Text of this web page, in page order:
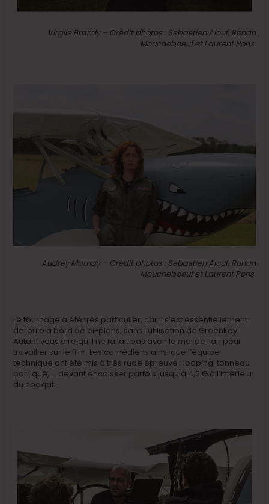
Virgile Bramly – Crédit photos : Sebastien Alouf, Ronan
Moucheboeuf et Laurent Pons.
Audrey Marnay – Crédit photos : Sebastien Alouf, Ronan
Moucheboeuf et Laurent Pons.
Le tournage a été très particulier, car il s’est essentiellement
déroulé à bord de bi-plans, sans l’utilisation de Greenkey.
Autant vous dire qu’il ne fallait pas avoir le mal de l’air pour
travailler sur le film. Les comédiens ainsi que l’équipe
technique ont été mis à très rude épreuve : looping, tonneau
barriqué, … devant encaisser parfois jusqu’à 4,5 G à l’intérieur
du cockpit.